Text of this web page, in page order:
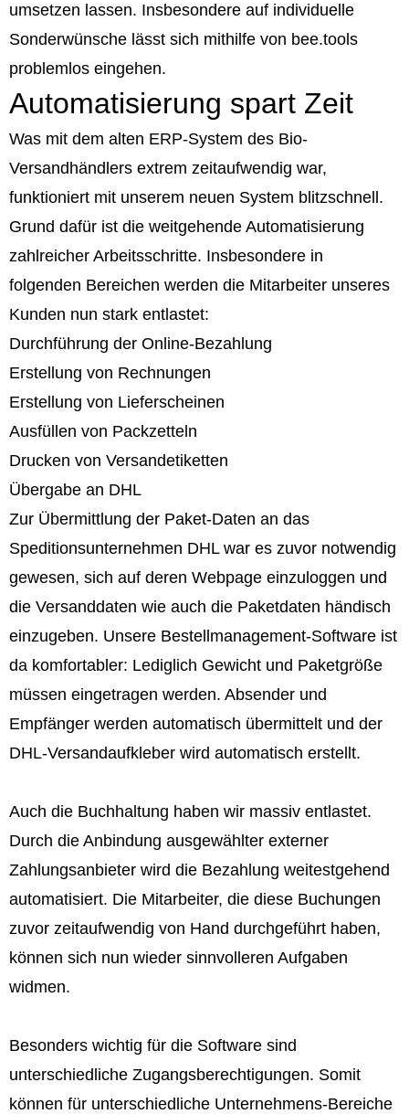
umsetzen lassen. Insbesondere auf individuelle
Sonderwünsche lässt sich mithilfe von bee.tools
problemlos eingehen.
Automatisierung spart Zeit
Was mit dem alten ERP-System des Bio-
Versandhändlers extrem zeitaufwendig war,
funktioniert mit unserem neuen System blitzschnell.
Grund dafür ist die weitgehende Automatisierung
zahlreicher Arbeitsschritte. Insbesondere in
folgenden Bereichen werden die Mitarbeiter unseres
Kunden nun stark entlastet:
Durchführung der Online-Bezahlung
Erstellung von Rechnungen
Erstellung von Lieferscheinen
Ausfüllen von Packzetteln
Drucken von Versandetiketten
Übergabe an DHL
Zur Übermittlung der Paket-Daten an das
Speditionsunternehmen DHL war es zuvor notwendig
gewesen, sich auf deren Webpage einzuloggen und
die Versanddaten wie auch die Paketdaten händisch
einzugeben. Unsere Bestellmanagement-Software ist
da komfortabler: Lediglich Gewicht und Paketgröße
müssen eingetragen werden. Absender und
Empfänger werden automatisch übermittelt und der
DHL-Versandaufkleber wird automatisch erstellt.
Auch die Buchhaltung haben wir massiv entlastet.
Durch die Anbindung ausgewählter externer
Zahlungsanbieter wird die Bezahlung weitestgehend
automatisiert. Die Mitarbeiter, die diese Buchungen
zuvor zeitaufwendig von Hand durchgeführt haben,
können sich nun wieder sinnvolleren Aufgaben
widmen.
Besonders wichtig für die Software sind
unterschiedliche Zugangsberechtigungen. Somit
können für unterschiedliche Unternehmens-Bereiche